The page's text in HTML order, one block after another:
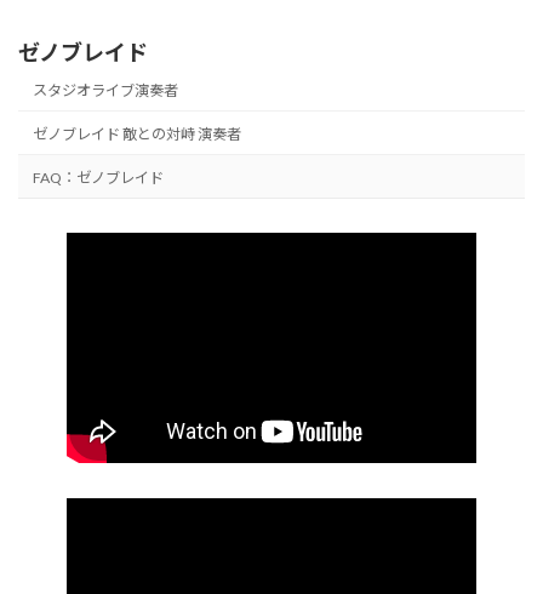
ゼノブレイド
スタジオライブ演奏者
ゼノブレイド 敵との対峙 演奏者
FAQ：ゼノブレイド